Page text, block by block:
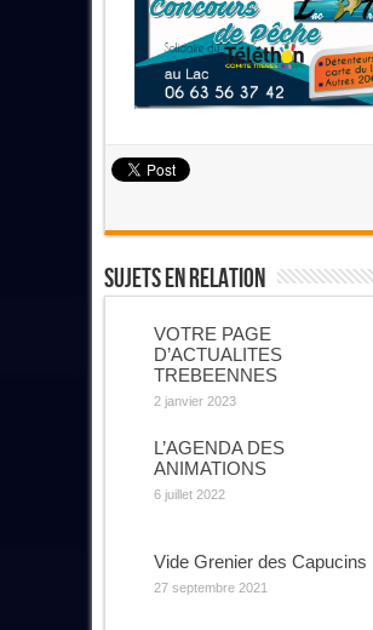
Sujets En Relation
VOTRE PAGE
D’ACTUALITES
TREBEENNES
2 janvier 2023
L’AGENDA DES
ANIMATIONS
6 juillet 2022
Vide Grenier des Capucins
27 septembre 2021